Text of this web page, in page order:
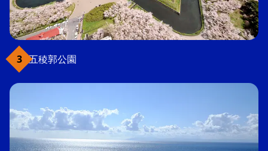
五稜郭公園